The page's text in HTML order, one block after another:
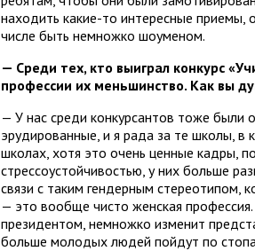
находить какие-то интересные приемы,
числе быть немножко шоуменом.
— Среди тех, кто выиграл конкурс
профессии их меньшинство. Как вы
— У нас среди конкурсантов тоже были
эрудированные, и я рада за те школы,
школах, хотя это очень ценные кадры,
стрессоустойчивостью, у них больше
связи с таким гендерным стереотипом,
— это вообще чисто женская
президентом, немножко изменит
больше молодых людей пойдут по